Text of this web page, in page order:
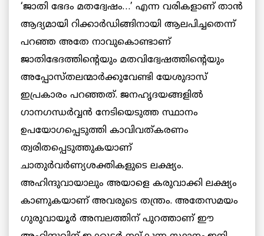
‘ജാതി ഭേദം മതദ്വേഷം…’ എന്ന വരികളാണ് താന്‍
ആദ്യമായി റിക്കാര്‍ഡിങ്ങിനായി ആലപിച്ചതെന്ന്
പറഞ്ഞ അതേ നാവുകൊണ്ടാണ്
ജാതിഭേദത്തിന്റെയും മതവിദ്വേഷത്തിന്റെയും
അപ്പോസ്തലന്മാര്‍ക്കുവേണ്ടി യേശുദാസ്
ഇപ്രകാരം പറഞ്ഞത്. ജനഹൃദയങ്ങളില്‍
ഗാനഗന്ധര്‍വ്വന്‍ നേടിയെടുത്ത സ്ഥാനം
ഉപയോഗപ്പെടുത്തി കാവിവത്കരണം
ത്വരിതപ്പെടുത്തുകയാണ്
ചാതുര്‍വര്‍ണ്യശക്തികളുടെ ലക്ഷ്യം.
അഹിന്ദുവായാലും അയാളെ കരുവാക്കി ലക്ഷ്യം
കാണുകയാണ് അവരുടെ തന്ത്രം. അതേസമയം
ഗുരുവായൂര്‍ അമ്പലത്തിന് പുറത്താണ് ഈ